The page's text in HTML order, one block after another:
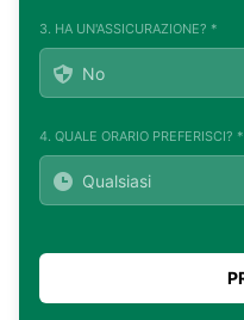
3. HA UN'ASSICURAZIONE? *
4. QUALE ORARIO PREFERISCI? *